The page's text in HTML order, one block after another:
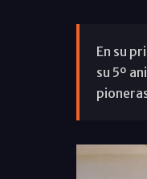
En su
su 5º